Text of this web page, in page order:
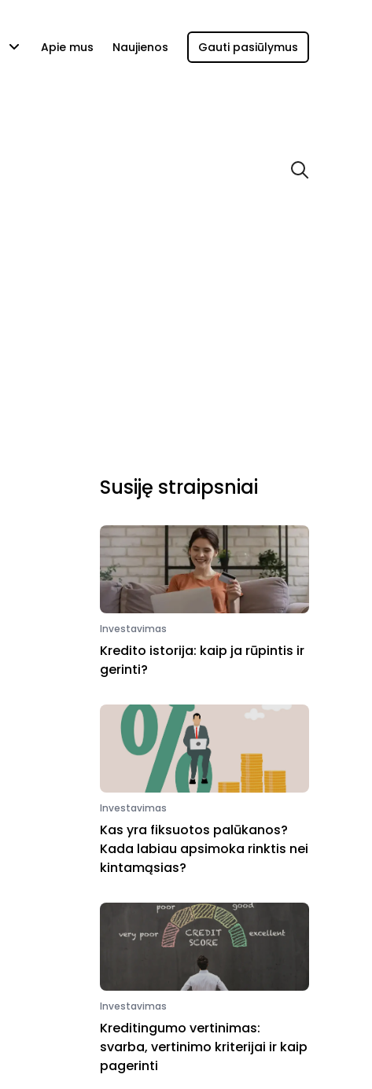
Apie mus Naujienos Gauti pasiūlymus
Susiję straipsniai
Investavimas
Kredito istorija: kaip ja rūpintis ir
gerinti?
Investavimas
Kas yra fiksuotos palūkanos?
Kada labiau apsimoka rinktis nei
kintamąsias?
Investavimas
Kreditingumo vertinimas:
svarba, vertinimo kriterijai ir kaip
pagerinti